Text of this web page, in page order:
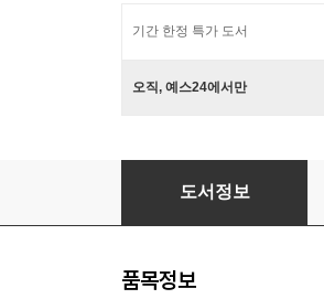
기간 한정 특가 도서
오직, 예스24에서만
나는 오늘도 고민하느라
도서정보
품목정보